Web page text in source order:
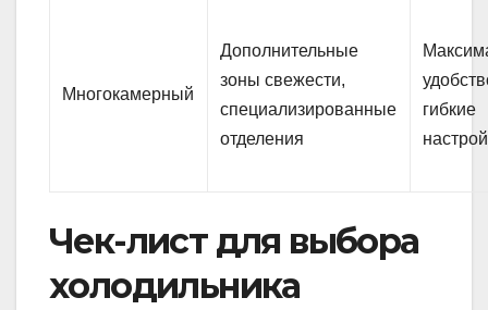
Многокамерный
Дополнительные
зоны свежести,
специализированные
отделения
гибкие
Чек-лист для выбора
холодильника